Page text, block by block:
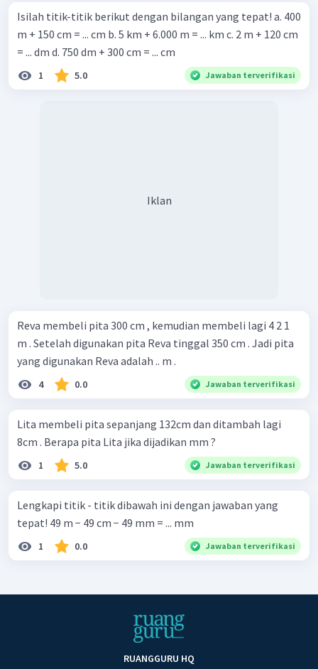
Isilah titik-titik berikut dengan bilangan yang tepat! a. 400
m + 150 cm = ... cm b. 5 km + 6.000 m = ... km c. 2 m + 120 cm
= ... dm d. 750 dm + 300 cm = ... cm
1 5.0 Jawaban terverifikasi
Iklan
Reva membeli pita 300 cm , kemudian membeli lagi 4 2 1 ​
m . Setelah digunakan pita Reva tinggal 350 cm . Jadi pita
yang digunakan Reva adalah .. m .
4 0.0 Jawaban terverifikasi
Lita membeli pita sepanjang 132cm dan ditambah lagi
8cm . Berapa pita Lita jika dijadikan mm ?
1 5.0 Jawaban terverifikasi
Lengkapi titik - titik dibawah ini dengan jawaban yang
tepat! 49 m − 49 cm − 49 mm = ... mm
1 0.0 Jawaban terverifikasi
RUANGGURU HQ